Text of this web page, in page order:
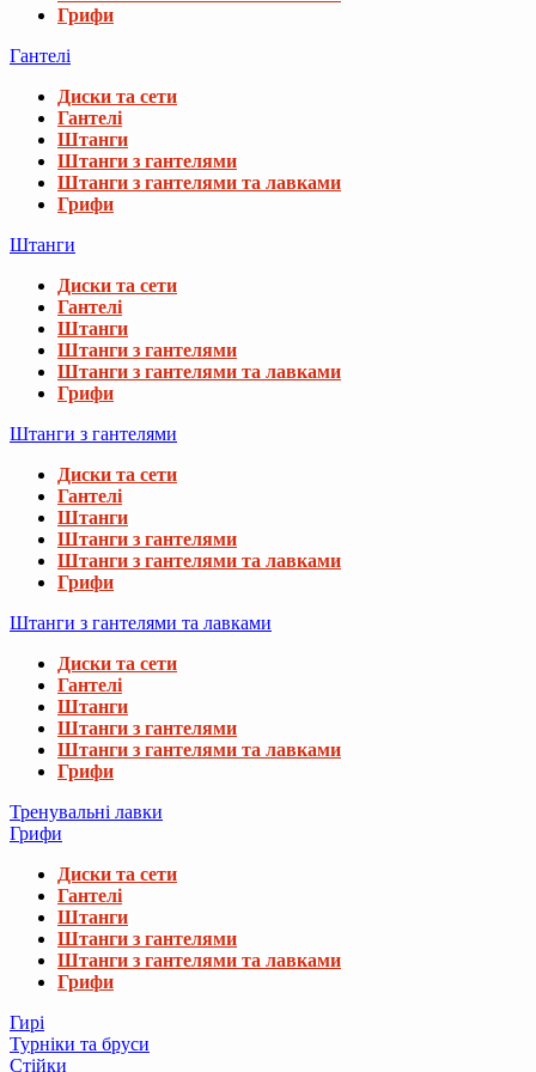
Грифи
Гантелі
Диски та сети
Гантелі
Штанги
Штанги з гантелями
Штанги з гантелями та лавками
Грифи
Штанги
Диски та сети
Гантелі
Штанги
Штанги з гантелями
Штанги з гантелями та лавками
Грифи
Штанги з гантелями
Диски та сети
Гантелі
Штанги
Штанги з гантелями
Штанги з гантелями та лавками
Грифи
Штанги з гантелями та лавками
Диски та сети
Гантелі
Штанги
Штанги з гантелями
Штанги з гантелями та лавками
Грифи
Тренувальні лавки
Грифи
Диски та сети
Гантелі
Штанги
Штанги з гантелями
Штанги з гантелями та лавками
Грифи
Гирі
Турніки та бруси
Стійки